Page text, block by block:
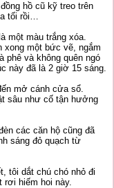
hồ cũ kỹ treo trên
tối rồi…
một màu trắng xóa.
một bức vẽ, ngắm
phê và không quên ngó
này đã là 2 giờ 15 sáng.
mở cánh cửa sổ.
sâu như cố tận hưởng
các căn hộ cũng đã
sáng đỏ quạch từ
tôi dắt chú chó nhỏ đi
rơi hiếm hoi này.